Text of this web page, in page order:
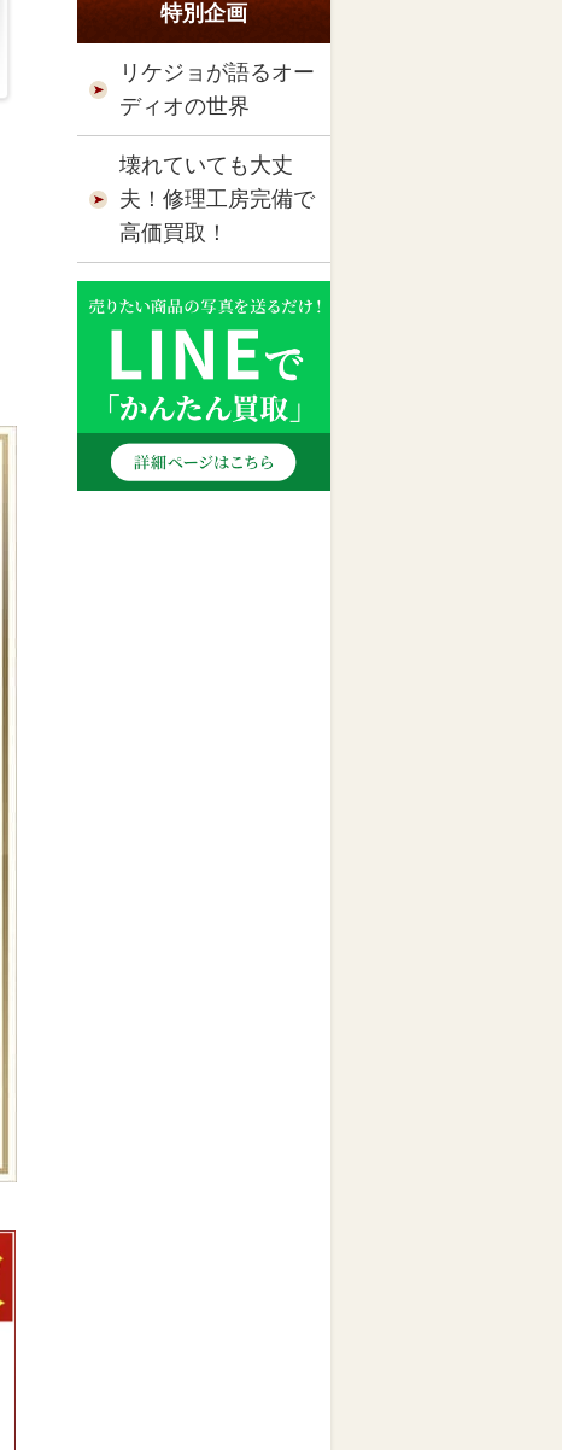
特別企画
リケジョが語るオー
ディオの世界
壊れていても大丈
夫！修理工房完備で
高価買取！